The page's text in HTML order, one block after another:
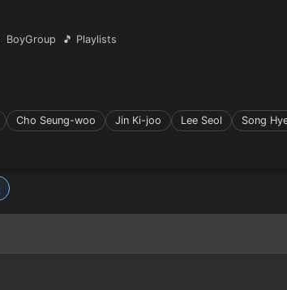
BoyGroup
🎵 Playlists
Cho Seung-woo Jin Ki-joo Lee Seol Song